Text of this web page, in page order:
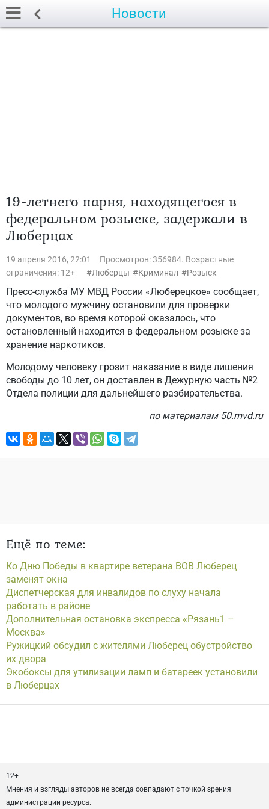
Новости
19-летнего парня, находящегося в
федеральном розыске, задержали в
Люберцах
19 апреля 2016, 22:01
Просмотров: 356984. Возрастные
ограничения: 12+
Люберцы Криминал Розыск
Пресс-служба МУ МВД России «Люберецкое» сообщает,
что молодого мужчину остановили для проверки
документов, во время которой оказалось, что
остановленный находится в федеральном розыске за
хранение наркотиков.
Молодому человеку грозит наказание в виде лишения
свободы до 10 лет, он доставлен в Дежурную часть №2
Отдела полиции для дальнейшего разбирательства.
по материалам 50.mvd.ru
Ещё по теме:
Ко Дню Победы в квартире ветерана ВОВ Люберец
заменят окна
Диспетчерская для инвалидов по слуху начала
работать в районе
Дополнительная остановка экспресса «Рязань1 –
Москва»
Ружицкий обсудил с жителями Люберец обустройство
их двора
Экобоксы для утилизации ламп и батареек установили
в Люберцах
12+
Мнения и взгляды авторов не всегда совпадают с точкой зрения
администрации ресурса.